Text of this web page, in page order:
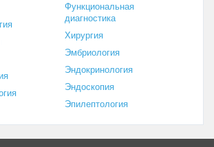
Функциональная
диагностика
Хирургия
Эмбриология
Эндокринология
Эндоскопия
Эпилептология